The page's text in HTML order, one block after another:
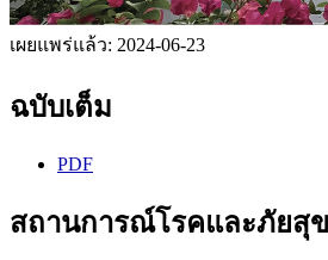
เผยแพร่แล้ว: 2024-06-23
ฉบับเต็ม
PDF
สถานการณ์โรคและภัยสุ